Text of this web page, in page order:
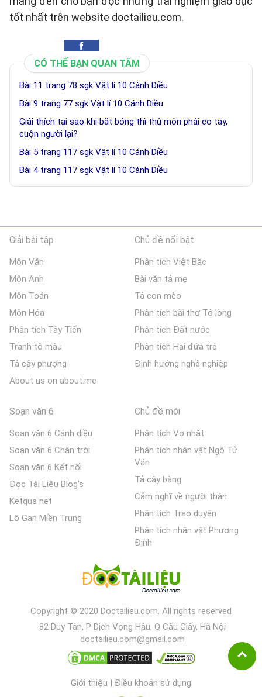
tốt nhất trên website doctailieu.com.
CÓ THỂ BẠN QUAN TÂM
Bài 11 trang 78 sgk Vật lí 10 Cánh Diều
Bài 9 trang 77 sgk Vật lí 10 Cánh Diều
Giải thích tại sao khi bắt bóng thì thủ môn phải co tay,
cuộn người lại?
Bài 5 trang 117 sgk Vật lí 10 Cánh Diều
Bài 4 trang 117 sgk Vật lí 10 Cánh Diều
Giải bài tập
Môn Văn
Môn Anh
Môn Toán
Môn Hóa
Phân tích Tây Tiến
Tranh tô màu
Tả cây phượng
About us on about.me
Chủ đề nổi bật
Phân tích Việt Bắc
Bài văn tả mẹ
Tả con mèo
Phân tích bài thơ Tỏ lòng
Phân tích Đất nước
Phân tích Hai đứa trẻ
Định hướng nghề nghiệp
Soạn văn 6
Soạn văn 6 Cánh diều
Soạn văn 6 Chân trời
Soạn văn 6 Kết nối
Đọc Tài Liệu Blog's
Ketqua net
Lô Gan Miền Trung
Chủ đề mới
Phân tích Vợ nhặt
Phân tích nhân vật Ngô Tử
Văn
Tả cây bàng
Cảm nghĩ về người thân
Phân tích Trao duyên
Phân tích nhân vật Phương
Định
Copyright © 2020 Doctailieu.com. All rights reserved
82 Duy Tân, P Dịch Vọng Hậu, Q Cầu Giấy, Hà Nội
doctailieu.com@gmail.com
Giới thiệu | Điều khoản sử dụng